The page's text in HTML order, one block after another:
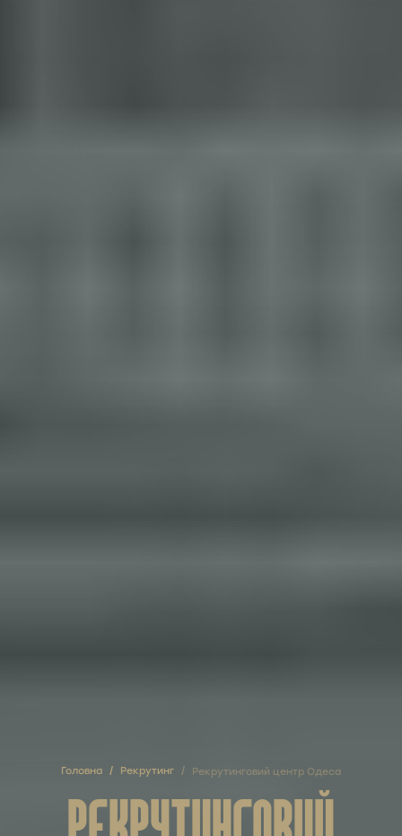
Головна / Рекрутинг / Рекрутинговий центр Одеса